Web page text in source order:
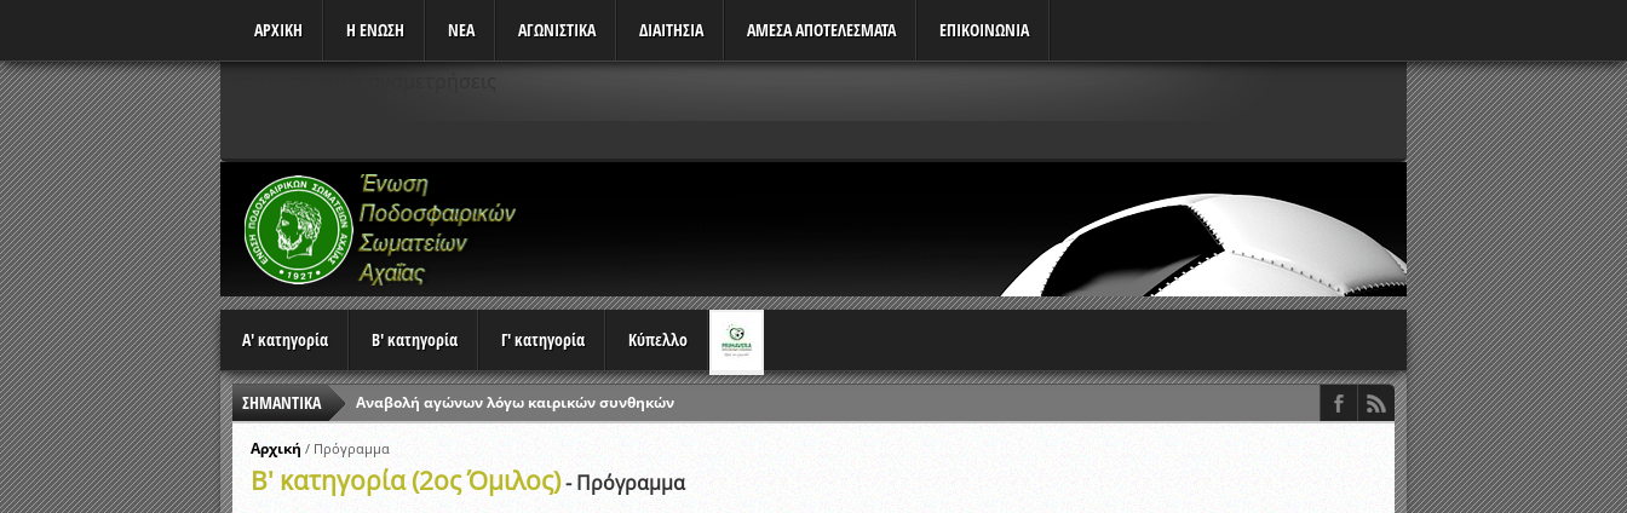
ΑΡΧΙΚΗ Η ΕΝΩΣΗ ΝΕΑ ΑΓΩΝΙΣΤΙΚΆ ΔΙΑΙΤΗΣΙΑ ΑΜΕΣΑ ΑΠΟΤΕΛΕΣΜΑΤΑ ΕΠΙΚΟΙΝΩΝΙΑ
Α' κατηγορία Β' κατηγορία Γ' κατηγορία Κύπελλο
ΣΗΜΑΝΤΙΚΑ
Ώρες έναρξης αγώνων Πρωταθλημάτων
Κλήρωση Β’ Φάσης Κυπέλλου Ερασιτεχνών 2015-2016
Αρχική / Πρόγραμμα
Β' κατηγορία (2ος Όμιλος)- Πρόγραμμα